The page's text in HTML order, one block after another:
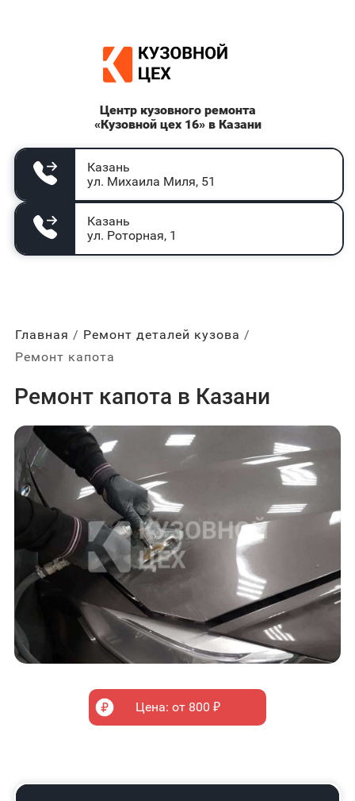
Центр кузовного ремонта
«Кузовной цех 16» в Казани
Казань
ул. Михаила Миля, 51
Казань
ул. Роторная, 1
Главная
Ремонт деталей кузова
Ремонт капота
Ремонт капота в Казани
Цена: от 800 ₽